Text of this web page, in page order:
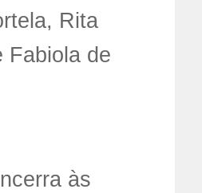
Rita
Fabiola de
às